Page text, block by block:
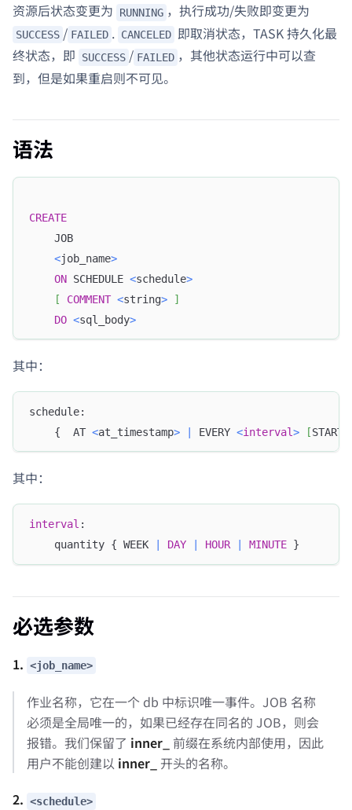
资源后状态变更为
RUNNING ，执行成功/失败即变更为
SUCCESS / FAILED . CANCELED 即取消状态，TASK 持久化最
终状态，即
SUCCESS / FAILED ，其他状态运行中可以查
到，但是如果重启则不可见。
语法
CREATE
    JOB
<job_name>
ON SCHEDULE <schedule>
[
COMMENT <string>
]
DO <sql_body>
其中：
schedule:
    {  AT
<at_timestamp> EVERY <interval> [
其中：
interval :
    quantity { WEEK
DAY HOUR MINUTE }
必选参数
1. <job_name>
作业名称，它在一个 db 中标识唯一事件。JOB 名称
必须是全局唯一的，如果已经存在同名的 JOB，则会
报错。我们保留了 inner_ 前缀在系统内部使用，因此
用户不能创建以 inner_ 开头的名称。
2. <schedule>